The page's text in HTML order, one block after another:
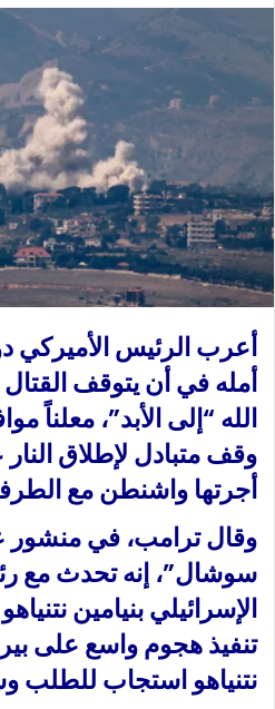
ل
ى
X
ر
ي
د
ا
إ
ل
ك
ت
ر
و
ن
ي
ا
أعرب الرئيس الأميركي
أمله في أن يتوقف
الله “إلى الأبد”، معلناً
وقف متبادل لإطلاق
أجرتها واشنطن مع
وقال ترامب، في
سوشال”، إنه تحدث مع
الإسرائيلي بنيامين
تنفيذ هجوم واسع على
نتنياهو استجاب للطلب